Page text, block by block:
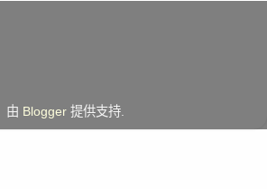
由 Blogger提供支持.